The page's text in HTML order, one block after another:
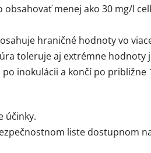
menej ako 30 mg/l
hraničné hodnoty vo
toleruje aj extrémne hodnoty
inokulácii a končí po
účinky.
liste dostupnom